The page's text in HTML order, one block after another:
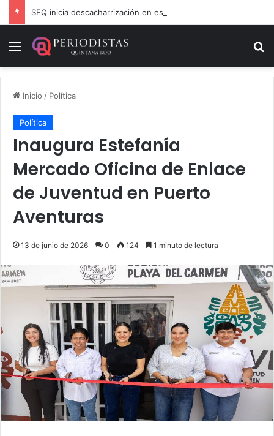
Menú
Inicio / Política
Política
Inaugura Estefanía
Mercado Oficina de Enlace
de Juventud en Puerto
Aventuras
13 de junio de 2026 0 124 1 minuto de lectura